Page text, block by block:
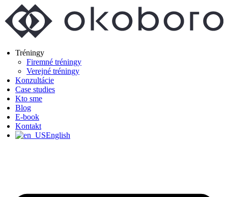
Preskočiť
na
obsah
Tréningy
Firemné tréningy
Verejné tréningy
Konzultácie
Case studies
Kto sme
Blog
E-book
Kontakt
English